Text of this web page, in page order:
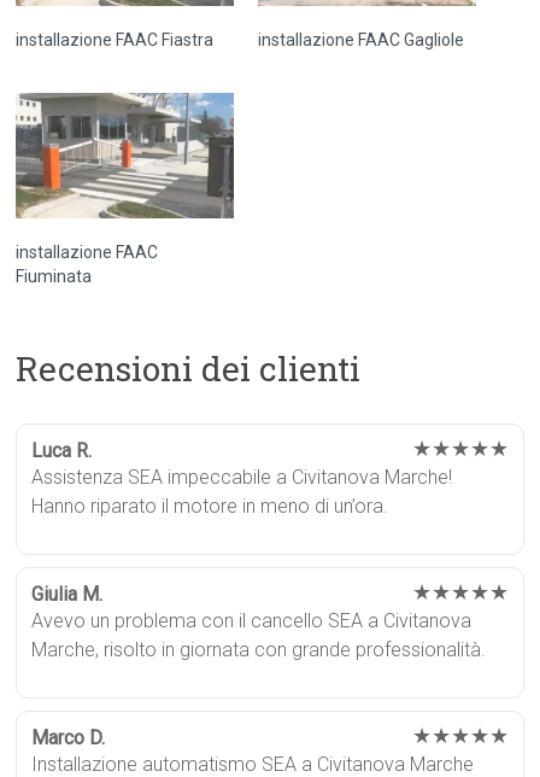
installazione FAAC Fiastra installazione FAAC Gagliole
installazione FAAC
Fiuminata
Recensioni dei clienti
Luca R. ★★★★★
Assistenza SEA impeccabile a Civitanova Marche!
Hanno riparato il motore in meno di un’ora.
Giulia M. ★★★★★
Avevo un problema con il cancello SEA a Civitanova
Marche, risolto in giornata con grande professionalità.
Marco D. ★★★★★
Installazione automatismo SEA a Civitanova Marche